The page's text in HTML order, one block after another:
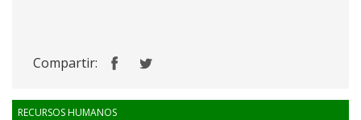
Compartir:
RECURSOS HUMANOS